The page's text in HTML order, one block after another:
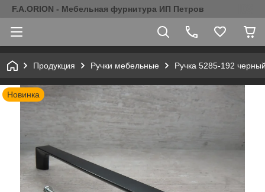
F.A.ORION - Мебельная фурнитура ИП Петров
Продукция Ручки мебельные Ручка 5285-192
Новинка